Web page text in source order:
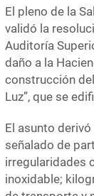
El pleno de la
validó la
Auditoría
daño a la
construcción
Luz”, que se
El asunto
señalado de
irregularidades
inoxidable;